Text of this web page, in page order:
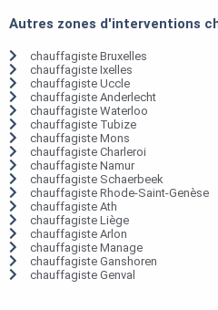
Autres zones d'interventions
chauffagiste Bruxelles
chauffagiste Ixelles
chauffagiste Uccle
chauffagiste Anderlecht
chauffagiste Waterloo
chauffagiste Tubize
chauffagiste Mons
chauffagiste Charleroi
chauffagiste Namur
chauffagiste Schaerbeek
chauffagiste Rhode-Saint-Genèse
chauffagiste Ath
chauffagiste Liège
chauffagiste Arlon
chauffagiste Manage
chauffagiste Ganshoren
chauffagiste Genval